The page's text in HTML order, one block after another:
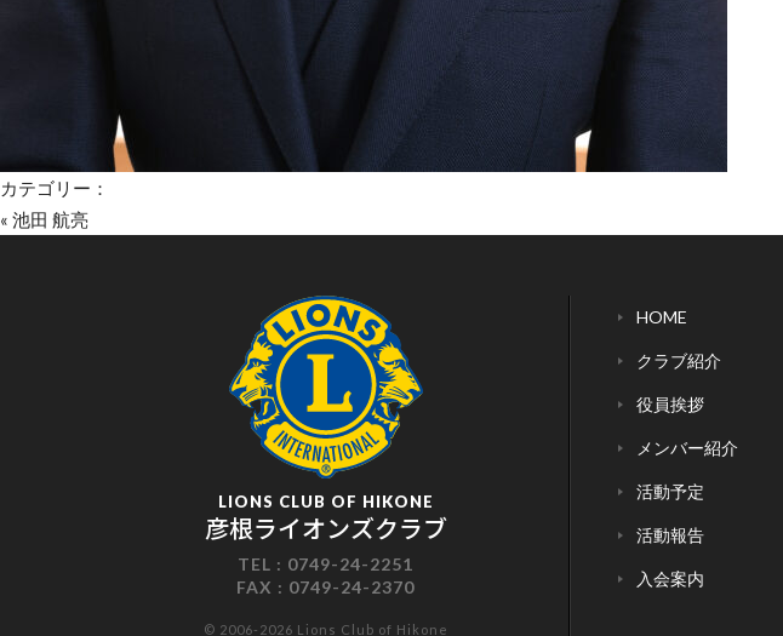
カテゴリー：
« 池田 航亮
LIONS CLUB OF HIKONE
彦根ライオンズクラブ
TEL : 0749-24-2251
FAX : 0749-24-2370
© 2006-2026 Lions Club of Hikone
HOME
クラブ紹介
役員挨拶
メンバー紹介
活動予定
活動報告
入会案内